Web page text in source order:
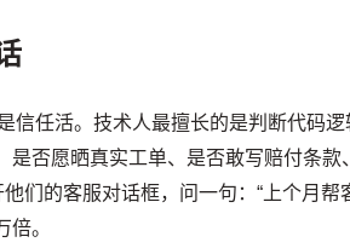
信任活。技术人最擅长的是判断代码
是否愿晒真实工单、是否敢写赔付条
他们的客服对话框，问一句：“上个月
。